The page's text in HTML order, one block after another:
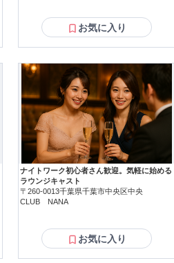
お気に入り
ナイトワーク初心者さん歓迎。気軽に始める
ラウンジキャスト
〒260-0013千葉県千葉市中央区中央
CLUB NANA
お気に入り